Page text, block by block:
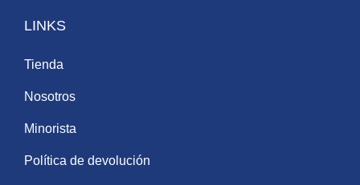
LINKS
Tienda
Nosotros
Minorista
Política de devolución